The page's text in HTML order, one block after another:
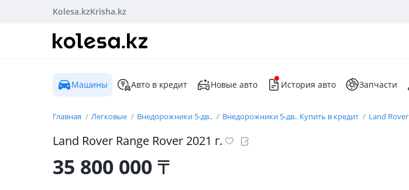
Kolesa.kzKrisha.kz
Машины Авто в кредит Новые авто История авто Запчасти
Главная Легковые Внедорожники 5-дв.. Внедорожники 5-дв.. Купить в кредит Land Rover
Land Rover Range Rover 2021 г.
35 800 000₸